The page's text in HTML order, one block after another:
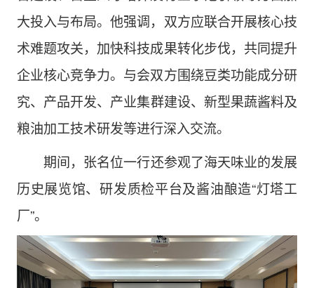
大投入与布局。他强调，双方应联合开展核心技
术难题攻关，加快科技成果转化步伐，共同提升
企业核心竞争力。与会双方围绕豆类功能成分研
究、 产品开发、产业集群建设、新型果蔬酱料及
粮油加工技术研发等进行深入交流。
期间，张名位一行还参观了海天味业的发展
历史展览馆、研发质检平台及酱油酿造“灯塔工
厂”。